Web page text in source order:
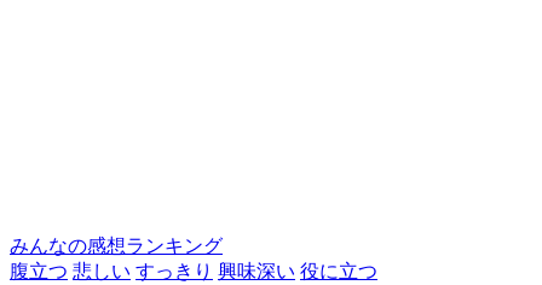
みんなの感想ランキング
腹立つ 悲しい すっきり 興味深い 役に立つ